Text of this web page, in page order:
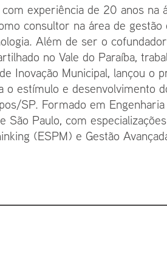
experiência de 20 anos na
consultor na área de
Além de ser o
no Vale do Paraíba,
Inovação Municipal, lançou o
o estímulo e desenvolvimento
SP. Formado em
São Paulo, com
(ESPM) e Gestão